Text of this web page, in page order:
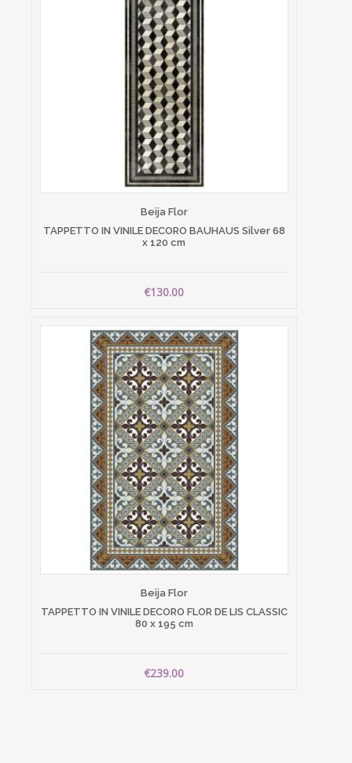
Beija Flor
TAPPETTO IN VINILE DECORO BAUHAUS Silver 68
x 120 cm
€130.00
Beija Flor
TAPPETTO IN VINILE DECORO FLOR DE LIS CLASSIC
80 x 195 cm
€239.00